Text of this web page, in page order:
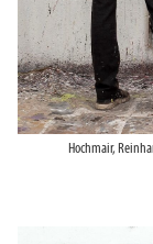
Hochmair,